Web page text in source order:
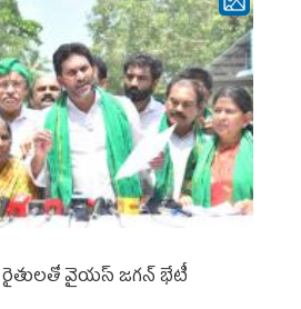
రైతులతో వైయస్ జగన్ భేటీ